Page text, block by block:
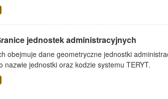
jednostek administracyjnych
obejmuje dane geometryczne jednostki
nazwie jednostki oraz kodzie systemu TERYT.